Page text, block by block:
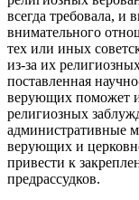
всегда требовала, и
внимательного
тех или иных
из-за их
поставленная
верующих поможет
религиозных
административные
верующих и
привести к
предрассудков.